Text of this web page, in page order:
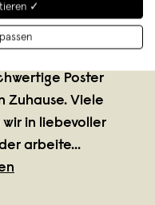
du ganz
um die
Poster
Zuhause. Viele
in liebevoller
arbeite...
✓